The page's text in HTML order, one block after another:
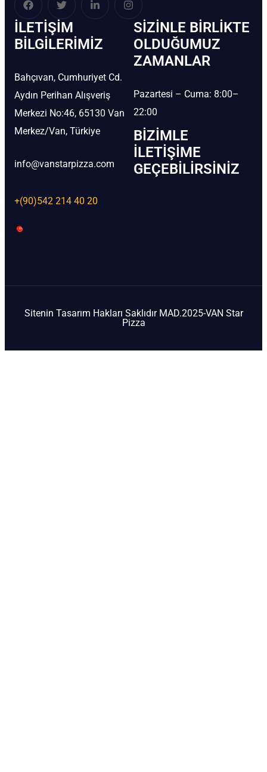
İLETIŞIM
BİLGILERIMIZ
Bahçıvan, Cumhuriyet Cd.
Aydın Perihan Alışveriş
Merkezi No:46, 65130 Van
Merkez/Van, Türkiye
info@vanstarpizza.com
+(90)542 214 40 20
SIZINLE BIRLIKTE
OLDUĞUMUZ
ZAMANLAR
Pazartesi – Cuma: 8:00–
22:00
BIZIMLE
İLETIŞIME
GEÇEBILIRSINIZ
Sitenin Tasarım Hakları Saklıdır MAD.2025-VAN Star
Pizza